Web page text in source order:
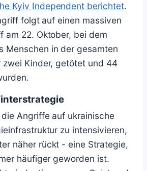
Kyiv Independent berichtet.
folgt auf einen massiven
am 22. Oktober, bei dem
Menschen in der gesamten
zwei Kinder, getötet und 44
Angriffe auf ukrainische
zu intensivieren,
näher rückt - eine Strategie,
häufiger geworden ist.